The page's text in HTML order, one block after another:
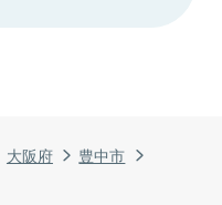
大阪府
豊中市